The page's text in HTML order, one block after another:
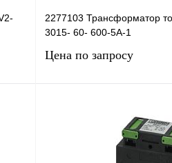
2277103 Трансформатор
3015- 60- 600-5A-1
Цена по запросу
Купить в 1 клик